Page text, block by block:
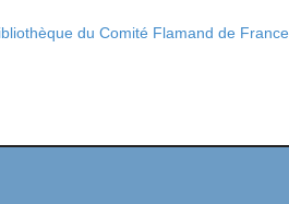
du Comité Flamand de France